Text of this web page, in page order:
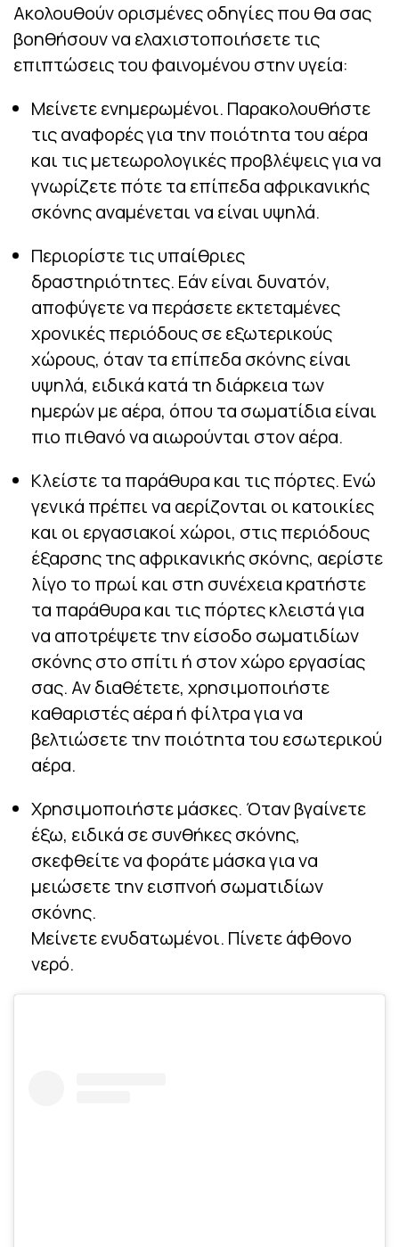
Ακολουθούν ορισμένες οδηγίες που θα σας
βοηθήσουν να ελαχιστοποιήσετε τις
επιπτώσεις του φαινομένου στην υγεία:
Μείνετε ενημερωμένοι. Παρακολουθήστε
τις αναφορές για την ποιότητα του αέρα
και τις μετεωρολογικές προβλέψεις για να
γνωρίζετε πότε τα επίπεδα αφρικανικής
σκόνης αναμένεται να είναι υψηλά.
Περιορίστε τις υπαίθριες
δραστηριότητες. Εάν είναι δυνατόν,
αποφύγετε να περάσετε εκτεταμένες
χρονικές περιόδους σε εξωτερικούς
χώρους, όταν τα επίπεδα σκόνης είναι
υψηλά, ειδικά κατά τη διάρκεια των
ημερών με αέρα, όπου τα σωματίδια είναι
πιο πιθανό να αιωρούνται στον αέρα.
Κλείστε τα παράθυρα και τις πόρτες. Ενώ
γενικά πρέπει να αερίζονται οι κατοικίες
και οι εργασιακοί χώροι, στις περιόδους
έξαρσης της αφρικανικής σκόνης, αερίστε
λίγο το πρωί και στη συνέχεια κρατήστε
τα παράθυρα και τις πόρτες κλειστά για
να αποτρέψετε την είσοδο σωματιδίων
σκόνης στο σπίτι ή στον χώρο εργασίας
σας. Αν διαθέτετε, χρησιμοποιήστε
καθαριστές αέρα ή φίλτρα για να
βελτιώσετε την ποιότητα του εσωτερικού
αέρα.
Χρησιμοποιήστε μάσκες. Όταν βγαίνετε
έξω, ειδικά σε συνθήκες σκόνης,
σκεφθείτε να φοράτε μάσκα για να
μειώσετε την εισπνοή σωματιδίων
σκόνης.
Μείνετε ενυδατωμένοι. Πίνετε άφθονο
νερό.